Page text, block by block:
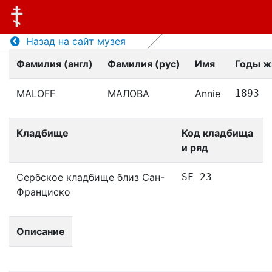
Назад на сайт музея
Фамилия (англ)
Фамилия (рус) Имя Годы
MALOFF МАЛОВА Annie 1893
Кладбище
Код кладбища
и ряд
Сербское кладбище близ Сан-
Франциско
SF 23
Описание